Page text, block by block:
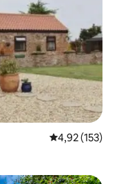
Prosječna
4,92 (153)